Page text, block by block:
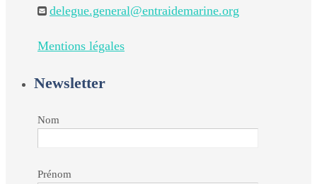
delegue.general@entraidemarine.org
Mentions légales
Newsletter
Nom
Prénom